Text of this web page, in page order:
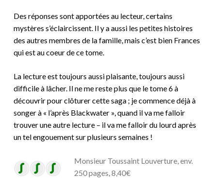
Des réponses sont apportées au lecteur, certains
mystères s’éclaircissent. Il y a aussi les petites histoires
des autres membres de la famille, mais c’est bien Frances
qui est au coeur de ce tome.
La lecture est toujours aussi plaisante, toujours aussi
difficile à lâcher. Il ne me reste plus que le tome 6 à
découvrir pour clôturer cette saga ; je commence déjà à
songer à « l’après Blackwater », quand il va me falloir
trouver une autre lecture – il va me falloir du lourd après
un tel engouement sur plusieurs semaines !
Monsieur Toussaint Louverture, env.
250 pages, 8,40€